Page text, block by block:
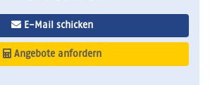
E-Mail schicken
Angebote anfordern